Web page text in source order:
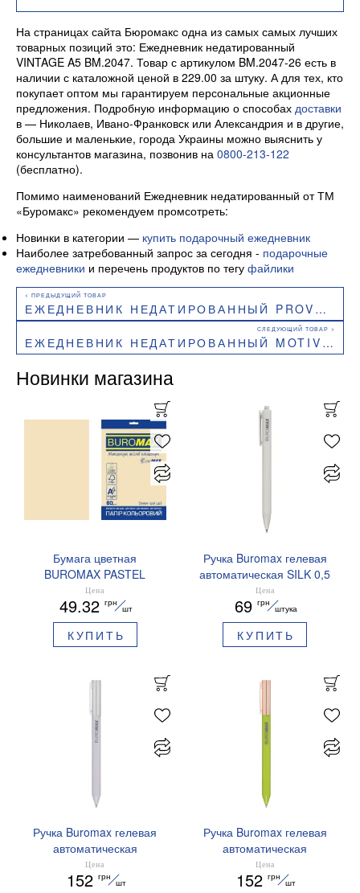
На страницах сайта Бюромакс одна из самых самых лучших
товарных позиций это: Ежедневник недатированный
VINTAGE A5 BM.2047. Товар с артикулом BM.2047-26 есть в
наличии с каталожной ценой в 229.00 за штуку. А для тех, кто
покупает оптом мы гарантируем персональные акционные
предложения. Подробную информацию о способах доставки
в — Николаев, Ивано-Франковск или Александрия и в другие,
большие и маленькие, города Украины можно выяснить у
консультантов магазина, позвонив на 0800-213-122
(бесплатно).
Помимо наименований Ежедневник недатированный от ТМ
«Буромакс» рекомендуем промсотреть:
Новинки в категории — купить подарочный ежедневник
Наиболее затребованный запрос за сегодня - подарочные
ежедневники и перечень продуктов по тегу файлики
ЕЖЕДНЕВНИК НЕДАТИРОВАННЫЙ PROVENCE A5 BM.2066
ЕЖЕДНЕВНИК НЕДАТИРОВАННЫЙ MOTIVETION A5 BM.2062
Новинки магазина
Бумага цветная
BUROMAX PASTEL
EUROMAX 20 арк А4 80 г/
мс BM.2721220E-08
Цена
49.32 грн
шт
КУПИТЬ
Ручка Buromax гелевая
автоматическая SILK 0,5
мм синие чернила
BM.83100
Цена
69 грн
штука
КУПИТЬ
Ручка Buromax гелевая
автоматическая
PRESTIGE SILVER 0,5 мм
синие чернила BM.83102
Цена
152 грн
шт
Ручка Buromax гелевая
автоматическая
PRESTIGE GOLD 0,5 мм
синие чернила BM.83101
Цена
152 грн
шт